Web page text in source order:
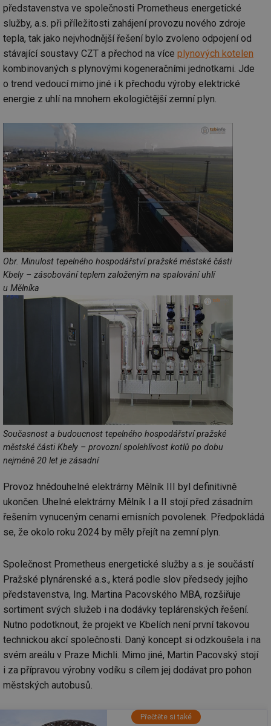
představenstva ve společnosti Prometheus energetické
služby, a.s. při příležitosti zahájení provozu nového zdroje
tepla, tak jako nejvhodnější řešení bylo zvoleno odpojení od
stávající soustavy CZT a přechod na více plynových kotelen
kombinovaných s plynovými kogeneračními jednotkami. Jde
o trend vedoucí mimo jiné i k přechodu výroby elektrické
energie z uhlí na mnohem ekologičtější zemní plyn.
Obr. Minulost tepelného hospodářství pražské městské části
Kbely – zásobování teplem založeným na spalování uhlí
u Mělníka
Současnost a budoucnost tepelného hospodářství pražské
městské části Kbely – provozní spolehlivost kotlů po dobu
nejméně 20 let je zásadní
Provoz hnědouhelné elektrárny Mělník III byl definitivně
ukončen. Uhelné elektrárny Mělník I a II stojí před zásadním
řešením vynuceným cenami emisních povolenek. Předpokládá
se, že okolo roku 2024 by měly přejít na zemní plyn.
Společnost Prometheus energetické služby a.s. je součástí
Pražské plynárenské a.s., která podle slov předsedy jejího
představenstva, Ing. Martina Pacovského MBA, rozšiřuje
sortiment svých služeb i na dodávky teplárenských řešení.
Nutno podotknout, že projekt ve Kbelích není první takovou
technickou akcí společnosti. Daný koncept si odzkoušela i na
svém areálu v Praze Michli. Mimo jiné, Martin Pacovský stojí
i za přípravou výrobny vodíku s cílem jej dodávat pro pohon
městských autobusů.
Přečtěte si také